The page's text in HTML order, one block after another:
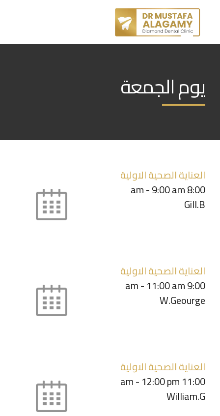
يوم الجمعة
العناية الصحية الاولية
8:00 am
-9:00 am
Gill.B
العناية الصحية الاولية
9:00 am
-11:00 am
W.Geourge
العناية الصحية الاولية
11:00 am
-12:00 pm
William.G